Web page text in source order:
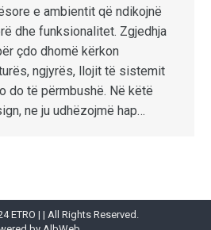
e ambientit që ndikojnë
dhe funksionalitet. Zgjedhja
çdo dhomë kërkon
ngjyrës, llojit të sistemit
do të përmbushë. Në këtë
ne ju udhëzojmë hap…
ETRO | | All Rights Reserved.